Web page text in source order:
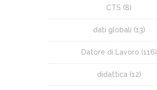
CTS (8)
dati globali (13)
Datore di Lavoro (116)
didattica(12)